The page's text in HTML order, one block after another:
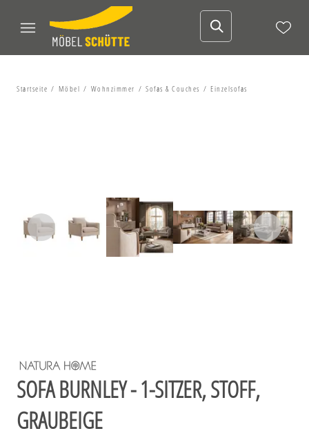
Startseite Möbel Wohnzimmer Sofas & Couches Einzelsofas
SOFA BURNLEY - 1-SITZER, STOFF,
GRAUBEIGE